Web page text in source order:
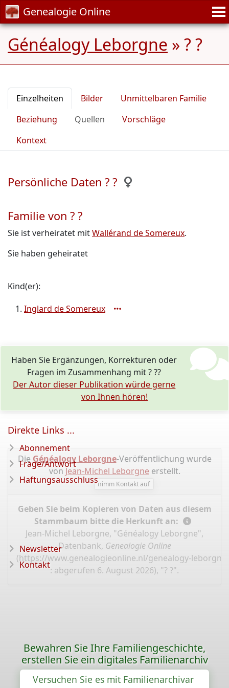
Genealogie Online
Généalogy Leborgne » ? ?
Einzelheiten Bilder
Unmittelbaren Familie
Beziehung
Quellen
Vorschläge
Kontext
Persönliche Daten ? ?
Familie von ? ?
Sie ist verheiratet mitWallérand de Somereux.
Sie haben geheiratet
Kind(er):
Inglard de Somereux
Haben Sie Ergänzungen, Korrekturen oder
Fragen im Zusammenhang mit ? ??
Der Autor dieser Publikation würde gerne
von Ihnen hören!
Die Généalogy Leborgne-Veröffentlichung wurde
von Jean-Michel Leborgne erstellt.
nimm Kontakt auf
Geben Sie beim Kopieren von Daten aus diesem
Stammbaum bitte die Herkunft an:
Jean-Michel Leborgne, "Généalogy Leborgne",
Datenbank, Genealogie Online
(https://www.genealogieonline.nl/genealogy-
: abgerufen 6. August 2026), "? ?".
Direkte Links ...
Abonnement
Frage/Antwort
Haftungsausschluss
Newsletter
Kontakt
Bewahren Sie Ihre Familiengeschichte,
erstellen Sie ein digitales Familienarchiv
Versuchen Sie es mit Familienarchivar